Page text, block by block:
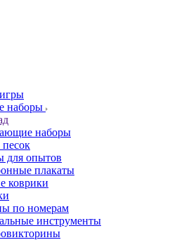
наборы
наборы
для опытов
плакаты
коврики
по номерам
инструменты